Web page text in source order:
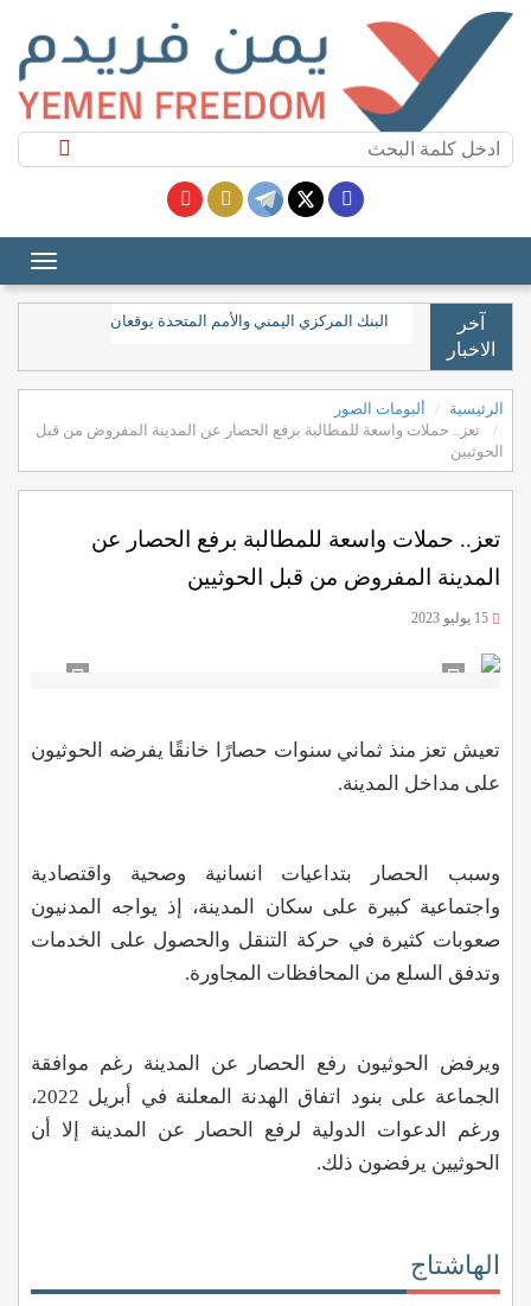
آخر
الاخبار
البنك المركزي اليمني والأمم المتحدة يوقعان مذكرة تفاهم
الرئيسية
ألبومات الصور
تعز.. حملات واسعة للمطالبة برفع الحصار عن المدينة المفروض من قبل
الحوثيين
تعز.. حملات واسعة للمطالبة برفع الحصار عن
المدينة المفروض من قبل الحوثيين
تعيش تعز منذ ثماني سنوات حصارًا خانقًا يفرضه الحوثيون
على مداخل المدينة.
وسبب الحصار بتداعيات انسانية وصحية واقتصادية
واجتماعية كبيرة على سكان المدينة، إذ يواجه المدنيون
صعوبات كثيرة في حركة التنقل والحصول على الخدمات
وتدفق السلع من المحافظات المجاورة.
ويرفض الحوثيون رفع الحصار عن المدينة رغم موافقة
الجماعة على بنود اتفاق الهدنة المعلنة في أبريل 2022،
ورغم الدعوات الدولية لرفع الحصار عن المدينة إلا أن
الحوثيين يرفضون ذلك.
الهاشتاج